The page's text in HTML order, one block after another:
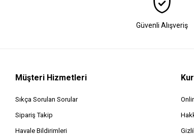
Güvenli Alışveriş
Müşteri Hizmetleri
Sıkça Sorulan Sorular
Sipariş Takip
Havale Bildirimleri